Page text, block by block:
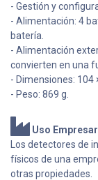
- Gestión y
- Alimentación: 4
batería.
- Alimentación
convierten en una
- Dimensiones: 104
- Peso: 869 g.
Uso
Los detectores de
físicos de una
otras propiedades.